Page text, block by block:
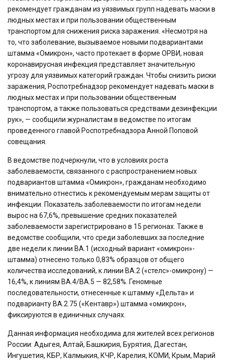
рекомендует гражданам из уязвимых групп надевать маски в
людных местах и при пользовании общественным
транспортом для снижения риска заражения. «Несмотря на
то, что заболевание, вызываемое новыми подвариантами
штамма «Омикрон», часто протекает в форме ОРВИ, новая
коронавирусная инфекция представляет значительную
угрозу для уязвимых категорий граждан. Чтобы снизить риски
заражения, Роспотребнадзор рекомендует надевать маски в
людных местах и при пользовании общественным
транспортом, а также пользоваться средствами дезинфекции
рук», — сообщили журналистам в ведомстве по итогам
проведенного главой Роспотребнадзора Анной Поповой
совещания.
В ведомстве подчеркнули, что в условиях роста
заболеваемости, связанного с распространением новых
подвариантов штамма «Омикрон», гражданам необходимо
внимательно отнестись к рекомендуемым мерам защиты от
инфекции. Показатель заболеваемости по итогам недели
вырос на 67,6%, превышение средних показателей
заболеваемости зарегистрировано в 15 регионах. Также в
ведомстве сообщили, что среди заболевших за последние
две недели к линии BA.1 (исходный вариант «омикрон»-
штамма) отнесено только 0,83% образцов от общего
количества исследований, к линии BA.2 («стелс»-омикрону) —
16,4%, к линиям BA.4/BA.5 — 82,58%. Геномные
последовательности, отнесенные к штамму «Дельта» и
подварианту BA.2.75 («Кентавр») штамма «омикрон»,
фиксируются в единичных случаях.
Данная информация необходима для жителей всех регионов
России: Адыгея, Алтай, Башкирия, Бурятия, Дагестан,
Ингушетия, КБР, Калмыкия, КЧР, Карелия, КОМИ, Крым, Марий